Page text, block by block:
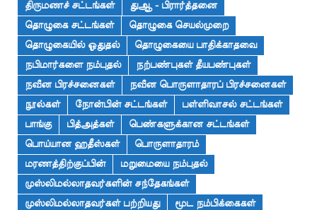
திருமணச் சட்டங்கள்
துஆ - பிரார்த்தனை
தொழுகை சட்டங்கள்
தொழுகை செயல்முறை
தொழுகையில் ஓதுதல்
தொழுகையை பாதிக்காதவை
நபிமார்களை நம்புதல்
நற்பண்புகள் தீயபண்புகள்
நவீன பிரச்சனைகள்
நவீன பொருளாதாரப் பிரச்சனைகள்
நூல்கள்
நோன்பின் சட்டங்கள்
பள்ளிவாசல் சட்டங்கள்
பாங்கு
பித்அத்கள்
பெண்களுக்கான சட்டங்கள்
பொய்யான ஹதீஸ்கள்
பொருளாதாரம்
மரணத்திற்குப்பின்
மறுமையை நம்புதல்
முஸ்லிமல்லாதவர்களின் சந்தேகங்கள்
முஸ்லிமல்லாதவர்கள் பற்றியது
மூட நம்பிக்கைகள்